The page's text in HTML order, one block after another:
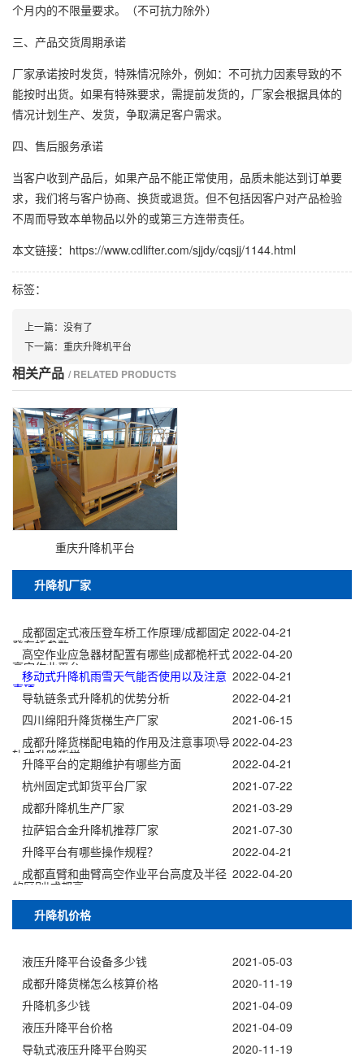
个月内的不限量要求。（不可抗力除外）
三、产品交货周期承诺
厂家承诺按时发货，特殊情况除外，例如：不可抗力因素导致的不
能按时出货。如果有特殊要求，需提前发货的，厂家会根据具体的
情况计划生产、发货，争取满足客户需求。
四、售后服务承诺
当客户收到产品后，如果产品不能正常使用，品质未能达到订单要
求，我们将与客户协商、换货或退货。但不包括因客户对产品检验
不周而导致本单物品以外的或第三方连带责任。
本文链接：https://www.cdlifter.com/sjjdy/cqsjj/1144.html
标签：
上一篇：没有了
下一篇： 重庆升降机平台
相关产品 / RELATED PRODUCTS
重庆升降机平台
升降机厂家
2022-04-21
成都固定式液压登车桥工作原理/成都固定
登车桥参数、
2022-04-20
高空作业应急器材配置有哪些|成都桅杆式
高空作业平台
2022-04-21
移动式升降机雨雪天气能否使用以及注意
事项
2022-04-21
导轨链条式升降机的优势分析
2021-06-15
四川绵阳升降货梯生产厂家
2022-04-23
成都升降货梯配电箱的作用及注意事项\导
轨式升降货梯
2022-04-21
升降平台的定期维护有哪些方面
2021-07-22
杭州固定式卸货平台厂家
2021-03-29
成都升降机生产厂家
2021-07-30
拉萨铝合金升降机推荐厂家
2022-04-21
升降平台有哪些操作规程？
2022-04-20
成都直臂和曲臂高空作业平台高度及半径
的区别|成都高
升降机价格
2021-05-03
液压升降平台设备多少钱
2020-11-19
成都升降货梯怎么核算价格
2021-04-09
升降机多少钱
2021-04-09
液压升降平台价格
2020-11-19
导轨式液压升降平台购买